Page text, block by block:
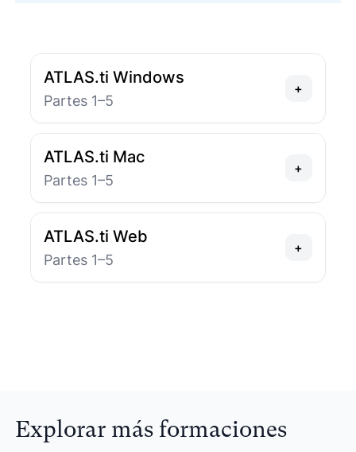
ATLAS.ti Windows
Partes 1–5
+
ATLAS.ti Mac
Partes 1–5
+
ATLAS.ti Web
Partes 1–5
+
Explorar más formaciones